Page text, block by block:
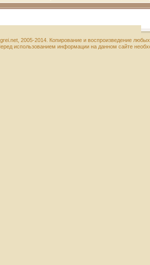
2005-2014. Копирование и воспроизведение
использованием информации на данном сайте